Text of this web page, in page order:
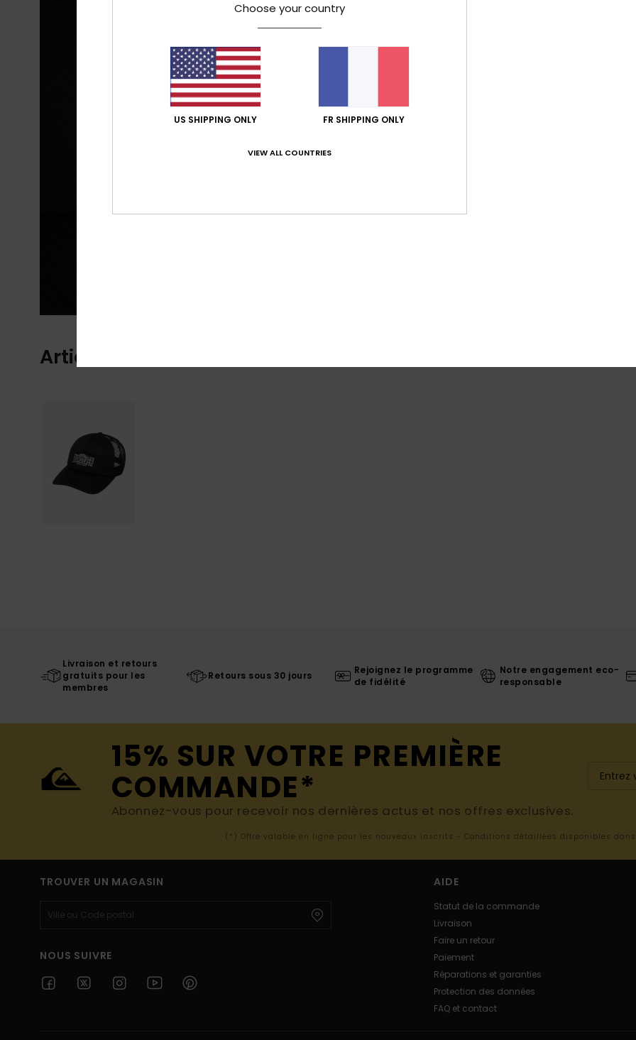
Articles vus récemment
Livraison et retours
gratuits pour les
membres
Retours sous 30 jours
Rejoignez le programme
de fidélité
Notre engagement eco-
responsable
15% SUR VOTRE PREMIÈRE
COMMANDE*
Abonnez-vous pour recevoir nos dernières actus et nos offres exclusives.
(*) Offre valable en ligne pour les nouveaux inscrits - Conditions détaillées disponibles
TROUVER UN MAGASIN
NOUS SUIVRE
AIDE
Statut de la commande
Livraison
Faire un retour
Paiement
Réparations et garanties
Protection des données
FAQ et contact
Choose your country
US SHIPPING ONLY FR SHIPPING ONLY
VIEW ALL COUNTRIES